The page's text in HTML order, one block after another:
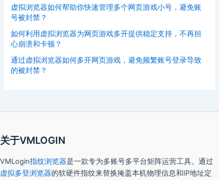
虚拟浏览器如何帮助你快速管理多个网页游戏小号，避免账
号被封禁？
如何利用虚拟浏览器为网页游戏多开提供稳定支持，不再担
心崩溃和卡顿？
通过虚拟浏览器如何多开网页游戏，避免频繁账号登录导致
的被封禁？
关于VMLOGIN
VMLogin指纹浏览器是一款专为多账号多平台矩阵运营工具。通过
虚拟多登浏览器的软硬件指纹来替换掩盖本机物理信息和IP地址定